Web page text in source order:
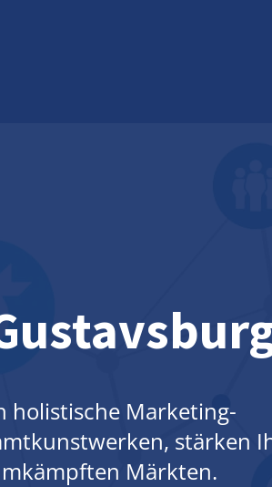
holistische Marketing-
stärken
Märkten.